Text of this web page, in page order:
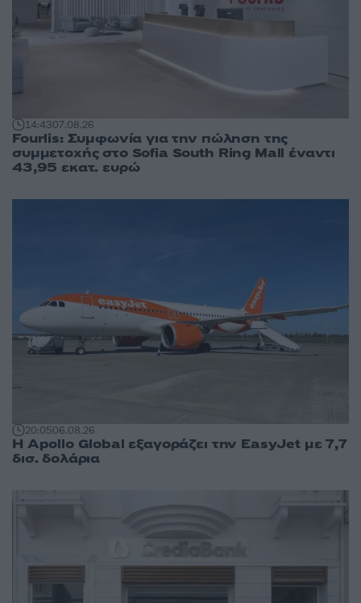
14:4307.08.26
Fourlis: Συμφωνία για την πώληση της
συμμετοχής στο Sofia South Ring Mall έναντι
43,95 εκατ. ευρώ
20:0506.08.26
Η Apollo Global εξαγοράζει την EasyJet με 7,7
δισ. δολάρια